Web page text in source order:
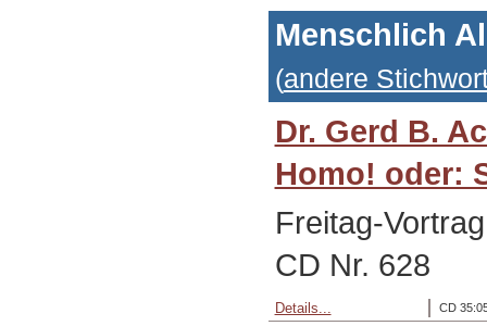
Menschlich
(andere
Dr. Gerd B.
Homo! oder:
Freitag-
CD Nr. 628
CD
Details...